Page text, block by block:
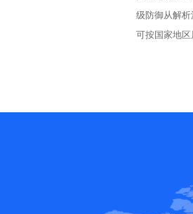
级防御从解
可按国家地